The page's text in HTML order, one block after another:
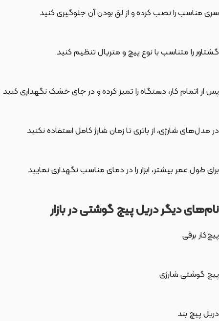
سری مناسب را نصب کرده و از لق بودن آن جلوگیری کنید
گشتاور را متناسب با نوع پیچ و متریال تنظیم کنید
پس از اتمام کار، دستگاه را تمیز کرده و در جای خشک نگهداری کنید
در مدل‌های شارژی، از باتری تا زمان شارژ کامل استفاده نکنید
برای طول عمر بیشتر، ابزار را در دمای مناسب نگهداری نمایید
نام‌های دیگر دریل پیچ گوشتی در بازار
پیچ‌کار برقی
پیچ گوشتی شارژی
دریل پیچ بند